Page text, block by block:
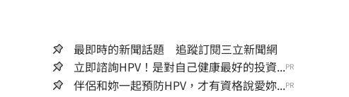
最即時的新聞話題 追蹤訂閱三立新聞網
立即諮詢HPV！是對自己健康最好的投資...PR
伴侶和妳一起預防HPV，才有資格說愛妳...PR